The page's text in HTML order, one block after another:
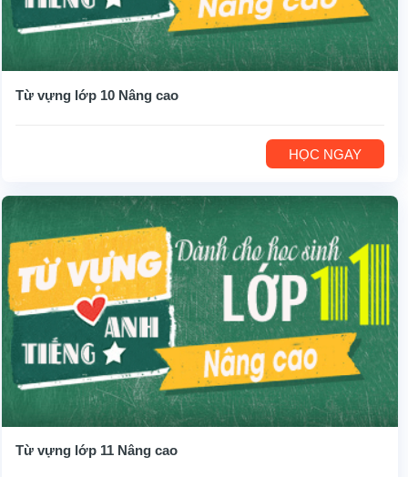
Từ vựng lớp 10 Nâng cao
HỌC NGAY
Từ vựng lớp 11 Nâng cao